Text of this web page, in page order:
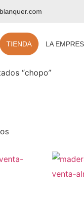
TIENDA LA
“chopo”